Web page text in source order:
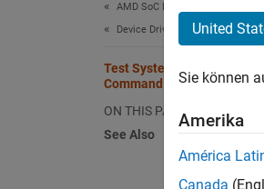
AMD SoC Devices
Device Driver Blocks
Test System Object on
Command Line
ON THIS PAGE
See Also
United
Sie können
Amerika
América
Canada